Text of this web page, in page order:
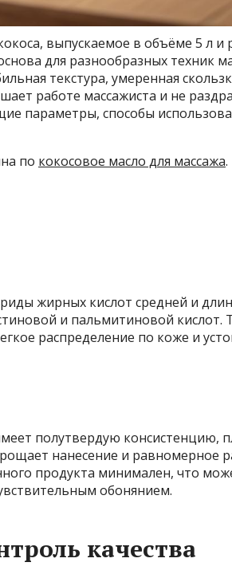
выпускаемое в объёме 5 л
для разнообразных техник
текстура, умеренная
работе массажиста и не
параметры, способы
по кокосовое масло для массажа.
жирных кислот средней и
и пальмитиновой кислот.
распределение по коже и
полутвердую консистенцию,
нанесение и равномерное
продукта минимален, что
обонянием.
качества